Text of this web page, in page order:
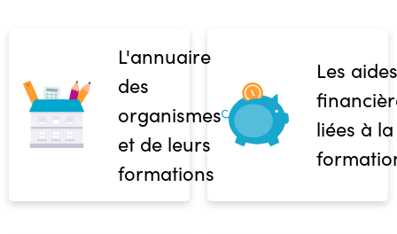
L'annuaire
des
organismes
et de leurs
formations
Les aides
liées à la